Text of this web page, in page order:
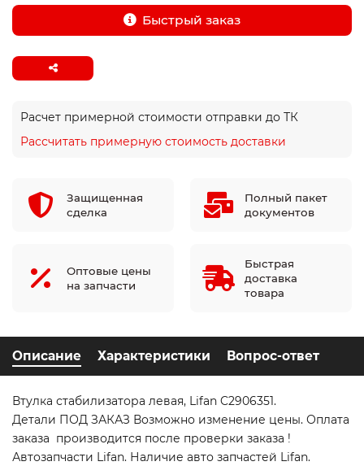
Быстрый заказ
Расчет примерной стоимости отправки до ТК
Рассчитать примерную стоимость доставки
Защищенная
сделка
Полный пакет
документов
Оптовые цены
на запчасти
Быстрая
доставка
товара
Описание Характеристики Вопрос-ответ
Втулка стабилизатора левая, Lifan C2906351.
Детали ПОД ЗАКАЗ Возможно изменение цены. Оплата
заказа производится после проверки заказа !
Автозапчасти Lifan. Наличие авто запчастей Lifan.